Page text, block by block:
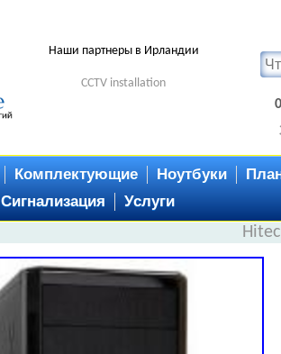
Наши партнеры в Ирландии
CCTV installation
Комплектующие Ноутбуки
Сигнализация Услуги